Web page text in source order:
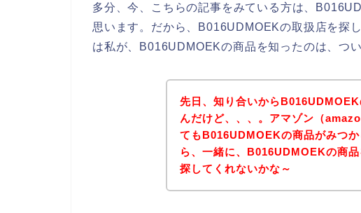
多分、今、こちらの記事をみている方は、
思います。だから、B016UDMOEKの取扱店を探
は私が、B016UDMOEKの商品を知ったのは、つ
先日、知り合いから
んだけど、、、。アマゾン（
てもB016UDMOEKの商品がみつ
ら、一緒に、B016UDMOEKの商
探してくれないかな～